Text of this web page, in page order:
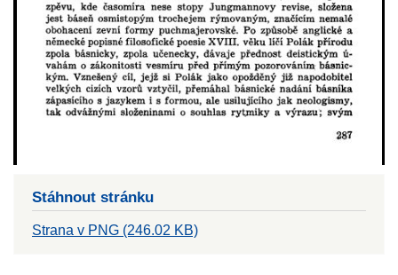
Stáhnout stránku
Strana v PNG (246.02 KB)